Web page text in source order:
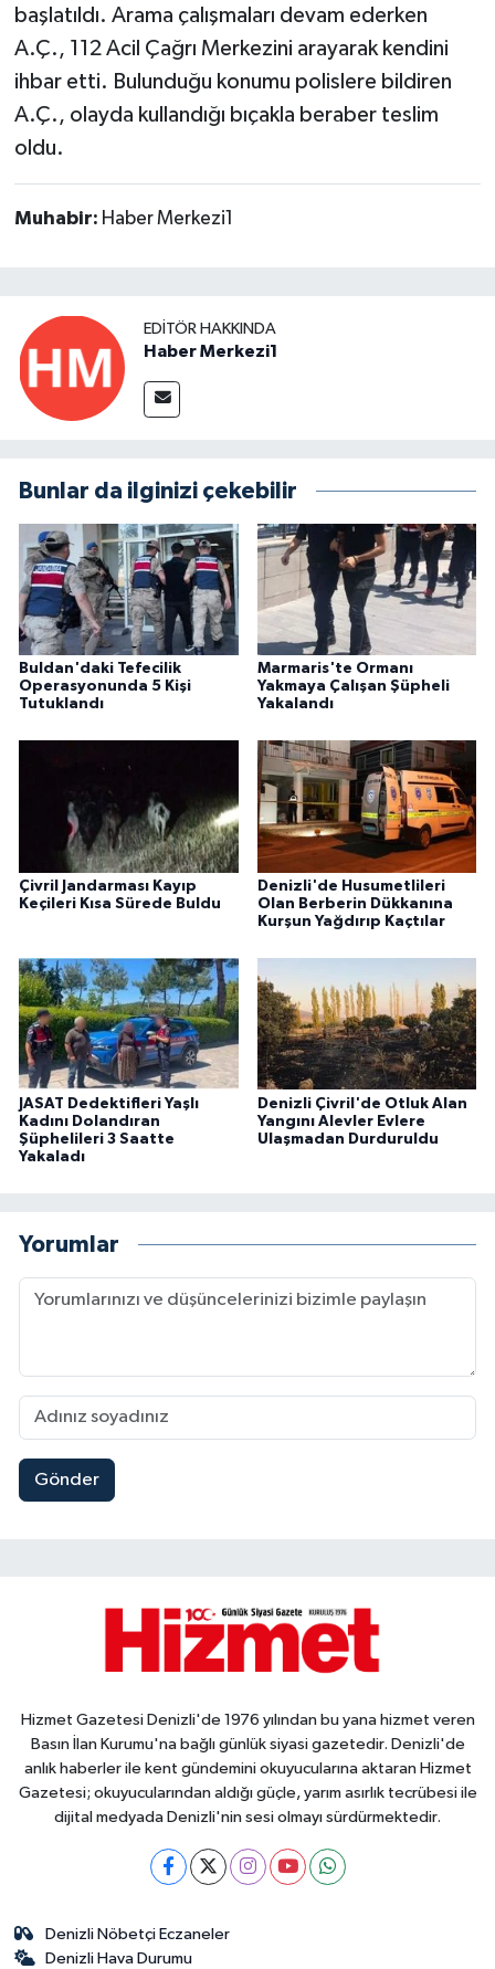
başlatıldı. Arama çalışmaları devam ederken
A.Ç., 112 Acil Çağrı Merkezini arayarak kendini
ihbar etti. Bulunduğu konumu polislere bildiren
A.Ç., olayda kullandığı bıçakla beraber teslim
oldu.
Muhabir: Haber Merkezi1
EDITÖR HAKKINDA
Haber Merkezi1
Bunlar da ilginizi çekebilir
Buldan'daki Tefecilik
Operasyonunda 5 Kişi
Tutuklandı
Marmaris'te Ormanı
Yakmaya Çalışan Şüpheli
Yakalandı
Çivril Jandarması Kayıp
Keçileri Kısa Sürede Buldu
Denizli'de Husumetlileri
Olan Berberin Dükkanına
Kurşun Yağdırıp Kaçtılar
JASAT Dedektifleri Yaşlı
Kadını Dolandıran
Şüphelileri 3 Saatte
Yakaladı
Denizli Çivril'de Otluk Alan
Yangını Alevler Evlere
Ulaşmadan Durduruldu
Yorumlar
Gönder
Hizmet Gazetesi Denizli'de 1976 yılından bu yana hizmet veren
Basın İlan Kurumu'na bağlı günlük siyasi gazetedir. Denizli'de
anlık haberler ile kent gündemini okuyucularına aktaran Hizmet
Gazetesi; okuyucularından aldığı güçle, yarım asırlık tecrübesi ile
dijital medyada Denizli'nin sesi olmayı sürdürmektedir.
Denizli Nöbetçi Eczaneler
Denizli Hava Durumu